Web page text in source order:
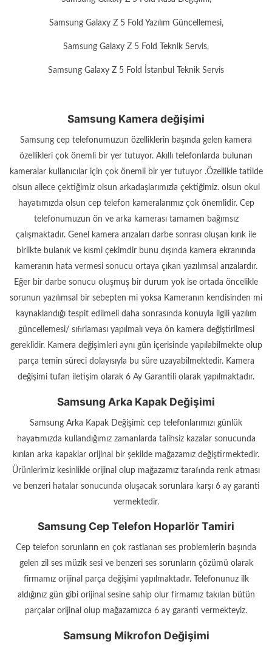
Samsung Galaxy Z 5 Fold Yazılım Güncellemesi,
Samsung Galaxy Z 5 Fold Teknik Servis,
Samsung Galaxy Z 5 Fold İstanbul Teknik Servis
Samsung Kamera değişimi
Samsung cep telefonumuzun özelliklerin başında gelen kamera
özellikleri çok önemli bir yer tutuyor. Akıllı telefonlarda bulunan
kameralar kullanıcılar için çok önemli bir yer tutuyor .Özellikle tatilde
olsun ailece çektiğimiz olsun arkadaşlarımızla çektiğimiz. olsun okul
hayatımızda olsun cep telefon kameralarımız çok önemlidir. Cep
telefonumuzun ön ve arka kamerası tamamen bağımsız
çalışmaktadır. Genel kamera arızaları darbe sonrası oluşan kırık ile
birlikte bulanık ve kısmi çekimdir bunu dışında kamera ekranında
kameranın hata vermesi sonucu ortaya çıkan yazılımsal arızalardır.
Eğer bir darbe sonucu oluşmuş bir durum yok ise ortada öncelikle
sorunun yazılımsal bir sebepten mi yoksa Kameranın kendisinden mi
kaynaklandığı tespit edilmeli daha sonrasında konuyla ilgili yazılım
güncellemesi/ sıfırlaması yapılmalı veya ön kamera değiştirilmesi
gereklidir. Kamera değişimleri aynı gün içerisinde yapılabilmekte olup
parça temin süreci dolayısıyla bu süre uzayabilmektedir. Kamera
değişimi tufan iletişim olarak 6 Ay Garantili olarak yapılmaktadır.
Samsung Arka Kapak Değişimi
Samsung Arka Kapak Değişimi: cep telefonlarımızı günlük
hayatımızda kullandığımız zamanlarda talihsiz kazalar sonucunda
kırılan arka kapaklar orijinal bir şekilde mağazamız değiştirmektedir.
Ürünlerimiz kesinlikle orijinal olup mağazamız tarafında renk atması
ve benzeri hatalar sonucunda oluşacak sorunlara karşı 6 ay garanti
vermektedir.
Samsung Cep Telefon Hoparlör Tamiri
Cep telefon sorunların en çok rastlanan ses problemlerin başında
gelen zil ses müzik sesi ve benzeri ses sorunların çözümü olarak
firmamız orijinal parça değişimi yapılmaktadır. Telefonunuz ilk
aldığınız gün gibi orijinal sesine sahip olur firmamız takılan bütün
parçalar orijinal olup mağazamızca 6 ay garanti vermekteyiz.
Samsung Mikrofon Değişimi